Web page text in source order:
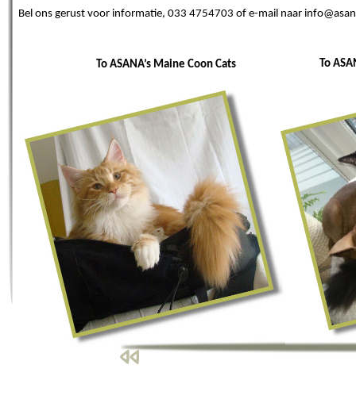
Bel ons gerust voor informatie, 033 4754703 of e-mail naar info@
To ASANA’s Maine Coon Cats To